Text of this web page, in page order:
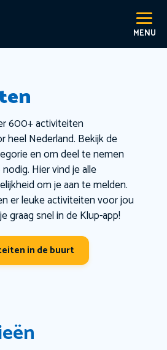
600+ activiteiten
heel Nederland. Bekijk de
en om deel te nemen
Hier vind je alle
om je aan te melden.
er leuke activiteiten voor jou
graag snel in de Klup-app!
in de buurt